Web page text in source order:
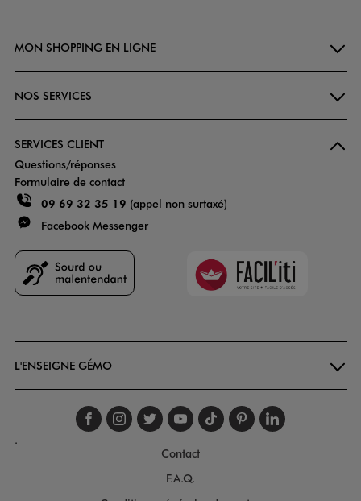
MON SHOPPING EN LIGNE
NOS SERVICES
SERVICES CLIENT
Questions/réponses
Formulaire de contact
09 69 32 35 19 (appel non surtaxé)
Facebook Messenger
Faciliti
L'ENSEIGNE GÉMO
Suivez-nous sur
Suivez-nous sur
Suivez-nous sur
Suivez-nous
Suivez-nous
Suivez-
.
Contact
F.A.Q.